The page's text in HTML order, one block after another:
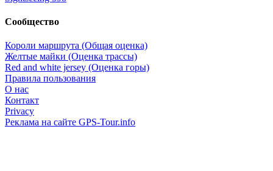
Сообщество
Короли маршрута (Общая оценка)
Желтые майки (Оценка трассы)
Red and white jersey (Оценка горы)
Правила пользования
О нас
Контакт
Privacy
Реклама на сайте GPS-Tour.info